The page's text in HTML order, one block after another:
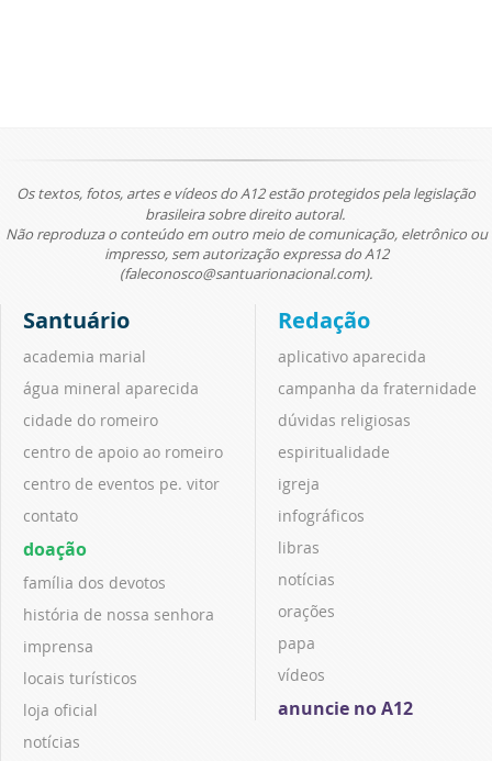
Os textos, fotos, artes e vídeos do A12 estão protegidos pela legislação
brasileira sobre direito autoral.
Não reproduza o conteúdo em outro meio de comunicação, eletrônico ou
impresso, sem autorização expressa do A12
(faleconosco@santuarionacional.com).
Santuário
academia marial
água mineral aparecida
cidade do romeiro
centro de apoio ao romeiro
centro de eventos pe. vitor
contato
doação
família dos devotos
história de nossa senhora
imprensa
locais turísticos
loja oficial
notícias
Redação
aplicativo aparecida
campanha da fraternidade
dúvidas religiosas
espiritualidade
igreja
infográficos
libras
notícias
orações
papa
vídeos
anuncie no A12